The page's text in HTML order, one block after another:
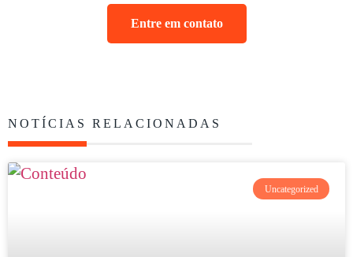
Entre em contato
NOTÍCIAS RELACIONADAS
Uncategorized